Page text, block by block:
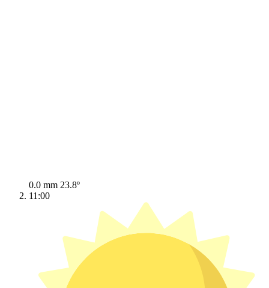
0.0 mm 23.8º
11:00